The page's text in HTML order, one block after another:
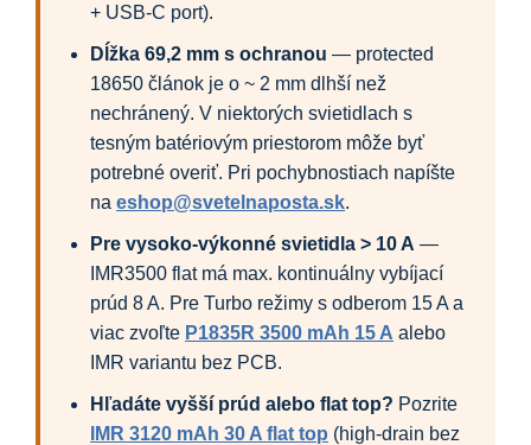
+ USB-C port).
Dĺžka 69,2 mm s ochranou — protected
18650 článok je o ~ 2 mm dlhší než
nechránený. V niektorých svietidlach s
tesným batériovým priestorom môže byť
potrebné overiť. Pri pochybnostiach napíšte
na eshop@svetelnaposta.sk.
Pre vysoko-výkonné svietidla > 10 A —
IMR3500 flat má max. kontinuálny vybíjací
prúd 8 A. Pre Turbo režimy s odberom 15 A a
viac zvoľte P1835R 3500 mAh 15 A alebo
IMR variantu bez PCB.
Hľadáte vyšší prúd alebo flat top? Pozrite
IMR 3120 mAh 30 A flat top (high-drain bez